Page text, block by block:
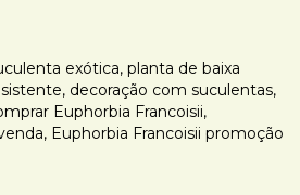
exótica, planta de baixa
decoração com suculentas,
Euphorbia Francoisii,
Euphorbia Francoisii promoção